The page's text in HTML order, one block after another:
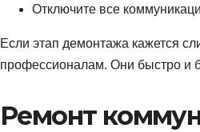
Отключите все
Если этап демонтажа кажется
профессионалам. Они быстро и
Ремонт